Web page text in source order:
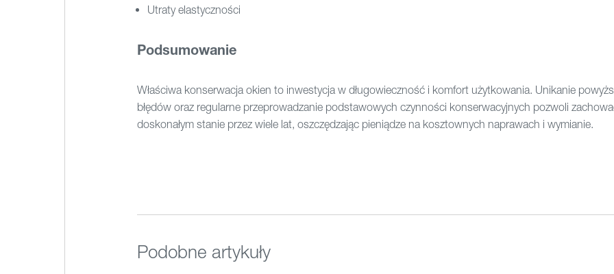
Utraty elastyczności
Podsumowanie
Właściwa konserwacja okien to inwestycja w długowieczność i komfort użytkowania. Unikanie
błędów oraz regularne przeprowadzanie podstawowych czynności konserwacyjnych pozwoli
doskonałym stanie przez wiele lat, oszczędzając pieniądze na kosztownych naprawach i wymianie.
Podobne artykuły